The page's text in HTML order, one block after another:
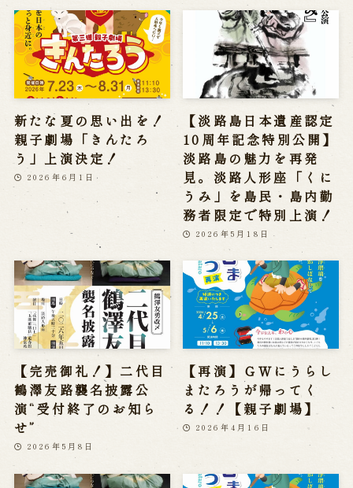
新たな夏の思い出を！
親子劇場「きんたろ
う」上演決定！
2026年6月1日
【淡路島日本遺産認定
10周年記念特別公開】
淡路島の魅力を再発
見。淡路人形座「くに
うみ」を島民・島内勤
務者限定で特別上演！
2026年5月18日
【完売御礼！】二代目
鶴澤友路襲名披露公
演“受付終了のお知ら
せ”
2026年5月8日
【再演】ＧＷにうらし
またろうが帰ってく
る！！【親子劇場】
2026年4月16日